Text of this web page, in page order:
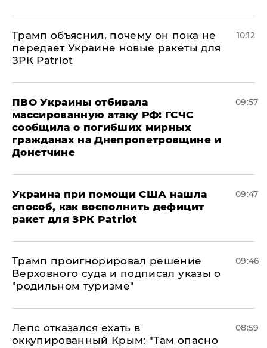
Трамп объяснил, почему он пока не
передает Украине новые ракеты для
ЗРК Patriot
10:12
ПВО Украины отбивала
массированную атаку РФ: ГСЧС
сообщила о погибших мирных
гражданах на Днепропетровщине и
Донетчине
09:57
Украина при помощи США нашла
способ, как восполнить дефицит
ракет для ЗРК Patriot
09:47
Трамп проигнорировал решение
Верховного суда и подписал указы о
"родильном туризме"
09:46
Лепс отказался ехать в
оккупированный Крым: "Там опасно
08:59